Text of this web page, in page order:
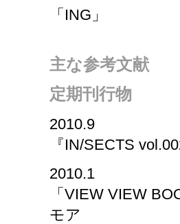
「ING」
主な参考文献
定期刊行物
2010.9
『IN/SECTS
2010.1
「VIEW VIEW
モア